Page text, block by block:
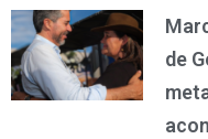
de